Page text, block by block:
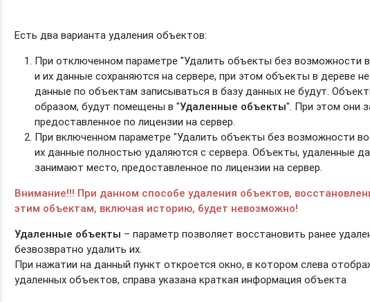
Есть два варианта удаления объектов:
При отключенном параметре "Удалить объекты без возможности
и их данные сохраняются на сервере, при этом объекты в дереве
данные по объектам записываться в базу данных не будут.
образом, будут помещены в "Удаленные объекты". При этом они
предоставленное по лицензии на сервер.
При включенном параметре "Удалить объекты без возможности
их данные полностью удаляются с сервера. Объекты, удаленные
занимают место, предоставленное по лицензии на сервер.
Внимание!!! При данном способе удаления объектов,
этим объектам, включая историю, будет невозможно!
Удаленные объекты – параметр позволяет восстановить ранее
безвозвратно удалить их.
При нажатии на данный пункт откроется окно, в котором слева
удаленных объектов, справа указана краткая информация объекта